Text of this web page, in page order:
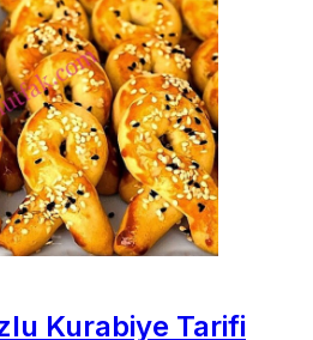
Kurabiye Tarifi